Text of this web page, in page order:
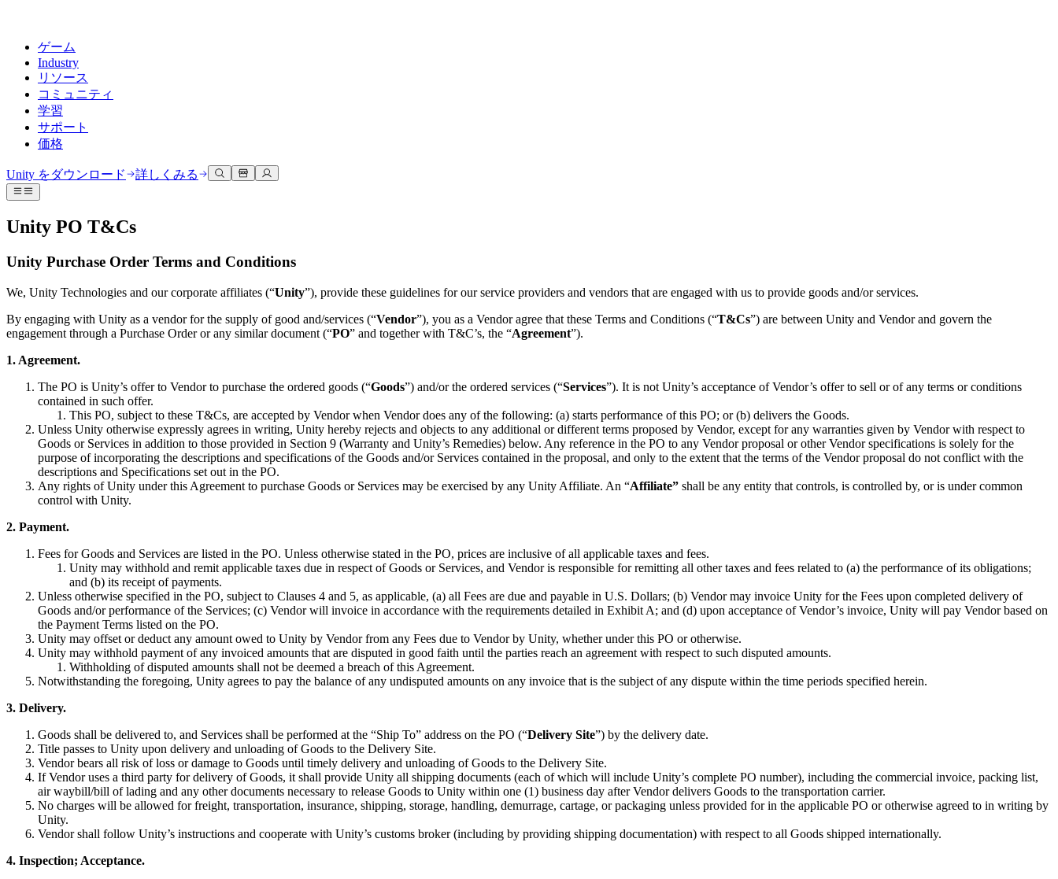
ゲーム
Industry
リソース
コミュニティ
学習
サポート
価格
Unityエンジン
任意のプラットフォーム向けに2Dおよび3Dゲームを構築
チームでの共同作業と迅速なイテレーション
Unity をダウンロード
プランと価格
デプロイ
Unity がサポートする 25 以上のプラットフォームを見る
LiveOps
ローンチ後のインサイトとライブゲームオペレーション
詳しく見る
発見され、モバイルユーザーを獲得する
ストアとD2C全体でIAPを管理
収益化
プレイヤーを適切なゲームに接続する
Unity で宣伝
Unity で収益化
活用事例
モバイルゲーム
インディーゲーム
少人数のチームで大規模なゲームを開発する
XR ゲーム
XR ゲームを複数プラットフォーム向けにローンチする
マルチプレイヤーゲーム
3Dコラボレーション
リアルタイムで3Dプロジェクトを構築およびレビューする
没入型環境でのトレーニング
インタラクティブな3D体験を作成する
業界
運用の卓越性を達成する
小売
店内体験をオンライン体験に変換する
自動車
イノベーションと車内体験を促進する
ドキュメント
公式ユーザーマニュアルとAPIリファレンス
開発者ツール
ロードマップ
今後の機能をレビューする
用語集
技術用語のライブラリ
インサイト
ケーススタディ
実際の成功事例
ベストプラクティスガイド
専門家のヒントとコツ
デモ、サンプル、ビルディングブロック
すべてのリソース
新機能
ブログ
更新情報、情報、技術的ヒント
お知らせ
ディスカッション
議論、問題解決、つながる
イベント
コミュニティストーリー
Made with Unity
ライブストリーム
開発者、クリエイター、インサイダーに参加する
Unity Awards
世界中のUnityクリエイターを祝う
Unity Learn
Unityトレーナーでチームをレベルアップ
スタートガイド
学習を開始しましょう
Unityエッセンシャルパスウェイ
Unity は初めてですか？旅を始めましょう
ハウツーガイド
実用的なヒントとベストプラクティス
学生向け
キャリアをスタートさせる
教育を大幅に強化
教育機関向けライセンス
Unityの力をあなたの機関に持ち込む
認定教材
Unityのマスタリーを証明する
ヘルプを得る
Unityで成功するためのサポート
専門的なサポートで目標を早く達成する
FAQ
よくある質問への回答
私たちのチームに連絡する
Unity をダウンロード 詳しくみる
Unity PO T&Cs
Unity Purchase Order Terms and Conditions
We, Unity Technologies and our corporate affiliates (“Unity”), provide these guidelines for our service providers and vendors that are engaged with us to provide goods and/or services.
By engaging with Unity as a vendor for the supply of good and/services (“Vendor”), you as a Vendor agree that these Terms and Conditions (“T&Cs”) are between Unity and Vendor and govern the
engagement through a Purchase Order or any similar document (“PO” and together with T&C’s, the “Agreement”).
1. Agreement.
The PO is Unity’s offer to Vendor to purchase the ordered goods (“Goods”) and/or the ordered services (“Services”). It is not Unity’s acceptance of Vendor’s offer to sell or of any terms or conditions
contained in such offer.
This PO, subject to these T&Cs, are accepted by Vendor when Vendor does any of the following: (a) starts performance of this PO; or (b) delivers the Goods.
Unless Unity otherwise expressly agrees in writing, Unity hereby rejects and objects to any additional or different terms proposed by Vendor, except for any warranties given by Vendor with respect to
Goods or Services in addition to those provided in Section 9 (Warranty and Unity’s Remedies) below. Any reference in the PO to any Vendor proposal or other Vendor specifications is solely for the
purpose of incorporating the descriptions and specifications of the Goods and/or Services contained in the proposal, and only to the extent that the terms of the Vendor proposal do not conflict with the
descriptions and Specifications set out in the PO.
Any rights of Unity under this Agreement to purchase Goods or Services may be exercised by any Unity Affiliate. An “Affiliate” shall be any entity that controls, is controlled by, or is under common
control with Unity.
2. Payment.
Fees for Goods and Services are listed in the PO. Unless otherwise stated in the PO, prices are inclusive of all applicable taxes and fees.
Unity may withhold and remit applicable taxes due in respect of Goods or Services, and Vendor is responsible for remitting all other taxes and fees related to (a) the performance of its obligations;
and (b) its receipt of payments.
Unless otherwise specified in the PO, subject to Clauses 4 and 5, as applicable, (a) all Fees are due and payable in U.S. Dollars; (b) Vendor may invoice Unity for the Fees upon completed delivery of
Goods and/or performance of the Services; (c) Vendor will invoice in accordance with the requirements detailed in Exhibit A; and (d) upon acceptance of Vendor’s invoice, Unity will pay Vendor based on
the Payment Terms listed on the PO.
Unity may offset or deduct any amount owed to Unity by Vendor from any Fees due to Vendor by Unity, whether under this PO or otherwise.
Unity may withhold payment of any invoiced amounts that are disputed in good faith until the parties reach an agreement with respect to such disputed amounts.
Withholding of disputed amounts shall not be deemed a breach of this Agreement.
Notwithstanding the foregoing, Unity agrees to pay the balance of any undisputed amounts on any invoice that is the subject of any dispute within the time periods specified herein.
3. Delivery.
Goods shall be delivered to, and Services shall be performed at the “Ship To” address on the PO (“Delivery Site”) by the delivery date.
Title passes to Unity upon delivery and unloading of Goods to the Delivery Site.
Vendor bears all risk of loss or damage to Goods until timely delivery and unloading of Goods to the Delivery Site.
If Vendor uses a third party for delivery of Goods, it shall provide Unity all shipping documents (each of which will include Unity’s complete PO number), including the commercial invoice, packing list,
air waybill/bill of lading and any other documents necessary to release Goods to Unity within one (1) business day after Vendor delivers Goods to the transportation carrier.
No charges will be allowed for freight, transportation, insurance, shipping, storage, handling, demurrage, cartage, or packaging unless provided for in the applicable PO or otherwise agreed to in writing by
Unity.
Vendor shall follow Unity’s instructions and cooperate with Unity’s customs broker (including by providing shipping documentation) with respect to all Goods shipped internationally.
4. Inspection; Acceptance.